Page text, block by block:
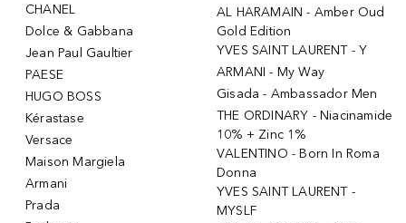
CHANEL
Dolce & Gabbana
Jean Paul Gaultier
PAESE
HUGO BOSS
Kérastase
Versace
Maison Margiela
Armani
Prada
AL HARAMAIN - Amber Oud
Gold Edition
YVES SAINT LAURENT - Y
ARMANI - My Way
Gisada - Ambassador Men
THE ORDINARY - Niacinamide
10% + Zinc 1%
VALENTINO - Born In Roma
Donna
YVES SAINT LAURENT -
MYSLF